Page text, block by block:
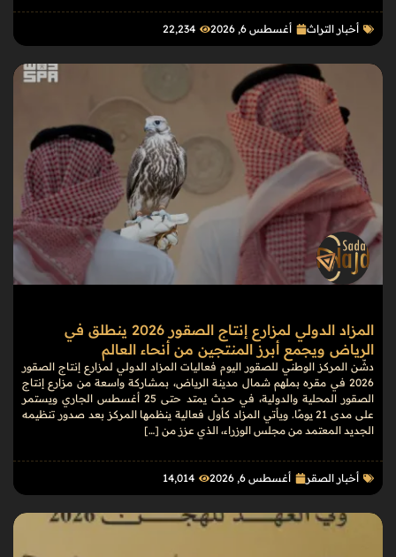
أخبار التراث أغسطس 6, 2026 22٬234
المزاد الدولي لمزارع إنتاج الصقور 2026 ينطلق في
الرياض ويجمع أبرز المنتجين من أنحاء العالم
دشّن المركز الوطني للصقور اليوم فعاليات المزاد الدولي لمزارع إنتاج الصقور
2026 في مقره بملهم شمال مدينة الرياض، بمشاركة واسعة من مزارع إنتاج
الصقور المحلية والدولية، في حدث يمتد حتى 25 أغسطس الجاري ويستمر
على مدى 21 يومًا. ويأتي المزاد كأول فعالية ينظمها المركز بعد صدور تنظيمه
الجديد المعتمد من مجلس الوزراء، الذي عزز من […]
أخبار الصقر أغسطس 6, 2026 14٬014